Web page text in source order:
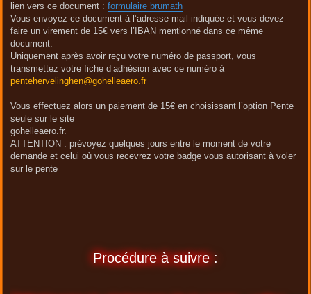
lien vers ce document : formulaire brumath
Vous envoyez ce document à l’adresse mail indiquée et vous devez
faire un virement de 15€ vers l’IBAN mentionné dans ce même
document.
Uniquement après avoir reçu votre numéro de passport, vous
transmettez votre fiche d’adhésion avec ce numéro à
pentehervelinghen@gohelleaero.fr
Vous effectuez alors un paiement de 15€ en choisissant l’option Pente
seule sur le site
gohelleaero.fr.
ATTENTION : prévoyez quelques jours entre le moment de votre
demande et celui où vous recevrez votre badge vous autorisant à voler
sur le pente
Procédure à suivre :